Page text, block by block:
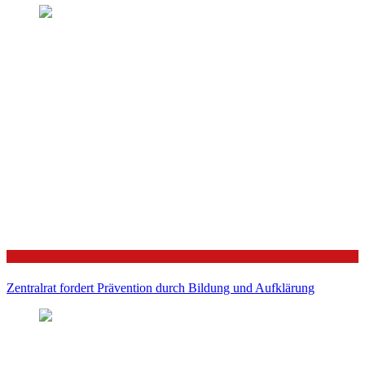
Zentralrat fordert Prävention durch Bildung und Aufklärung